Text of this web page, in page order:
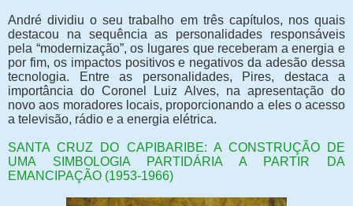
André dividiu o seu trabalho em três capítulos, nos quais
destacou na sequência as personalidades responsáveis
pela “modernização”, os lugares que receberam a energia e
por fim, os impactos positivos e negativos da adesão dessa
tecnologia. Entre as personalidades, Pires, destaca a
importância do Coronel Luiz Alves, na apresentação do
novo aos moradores locais, proporcionando a eles o acesso
a televisão, rádio e a energia elétrica.
SANTA CRUZ DO CAPIBARIBE: A CONSTRUÇÃO DE
UMA SIMBOLOGIA PARTIDÁRIA A PARTIR DA
EMANCIPAÇÃO (1953-1966)